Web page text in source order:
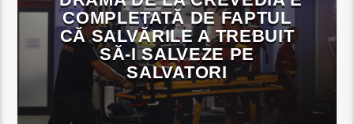
COMPLETATĂ DE FAPTUL
CĂ SALVĂRILE A TREBUIT
SĂ-I SALVEZE PE
SALVATORI